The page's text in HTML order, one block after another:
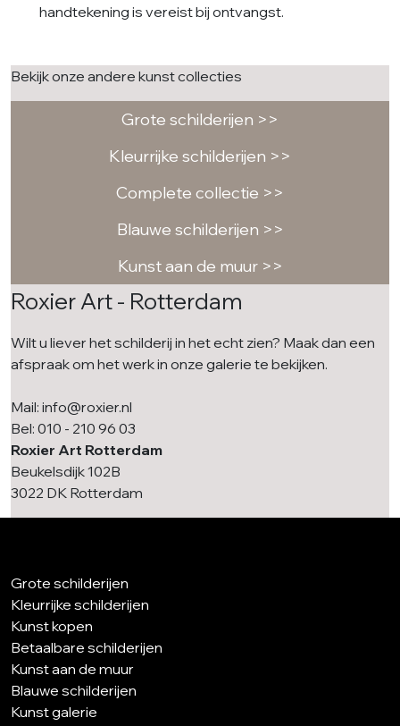
handtekening is vereist bij ontvangst.
Bekijk onze andere kunst collecties
Grote schilderijen >>
Kleurrijke schilderijen >>
Complete collectie >>
Blauwe schilderijen >>
Kunst aan de muur >>
Roxier Art - Rotterdam
Wilt u liever het schilderij in het echt zien? Maak dan een
afspraak om het werk in onze galerie te bekijken.
Mail: info@roxier.nl
Bel: 010 - 210 96 03
Roxier Art Rotterdam
Beukelsdijk 102B
3022 DK Rotterdam
Grote schilderijen
Kleurrijke schilderijen
Kunst kopen
Betaalbare schilderijen
Kunst aan de muur
Blauwe schilderijen
Kunst galerie